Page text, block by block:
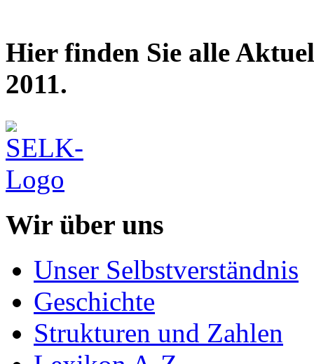
Hier finden Sie alle
2011.
Wir über uns
Unser Selbstverständnis
Geschichte
Strukturen und Zahlen